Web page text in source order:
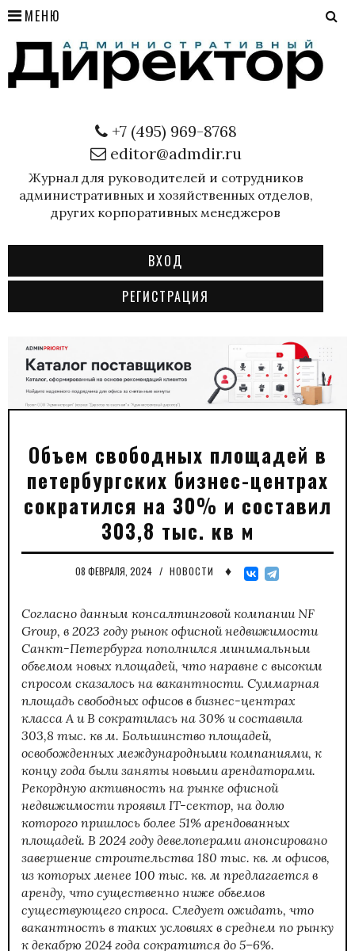
МЕНЮ
+7 (495) 969-8768
editor@admdir.ru
Журнал для руководителей и сотрудников
административных и хозяйственных отделов,
других корпоративных менеджеров
ВХОД
РЕГИСТРАЦИЯ
Объем свободных площадей в
петербургских бизнес-центрах
сократился на 30% и составил
303,8 тыс. кв м
08 ФЕВРАЛЯ, 2024 / НОВОСТИ ♦
Согласно данным консалтинговой компании NF
Group, в 2023 году рынок офисной недвижимости
Санкт-Петербурга пополнился минимальным
объемом новых площадей, что наравне с высоким
спросом сказалось на вакантности. Суммарная
площадь свободных офисов в бизнес-центрах
класса А и В сократилась на 30% и составила
303,8 тыс. кв м. Большинство площадей,
освобожденных международными компаниями, к
концу года были заняты новыми арендаторами.
Рекордную активность на рынке офисной
недвижимости проявил IT-сектор, на долю
которого пришлось более 51% арендованных
площадей. В 2024 году девелоперами анонсировано
завершение строительства 180 тыс. кв. м офисов,
из которых менее 100 тыс. кв. м предлагается в
аренду, что существенно ниже объемов
существующего спроса. Следует ожидать, что
вакантность в таких условиях в среднем по рынку
к декабрю 2024 года сократится до 5–6%.